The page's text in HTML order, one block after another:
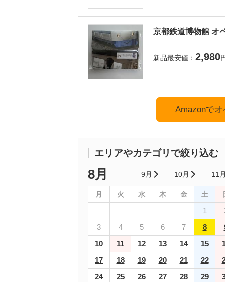
京都鉄道博物館 オ
新品最安値： 2,980
Amazonで
エリアやカテゴリで絞り込む
8月 9月 10月 11
月 火 水 木 金 土
1
3
4 5 6 7 8
10
11 12 13 14 15
17
18 19 20 21 22
24
25 26 27 28 29